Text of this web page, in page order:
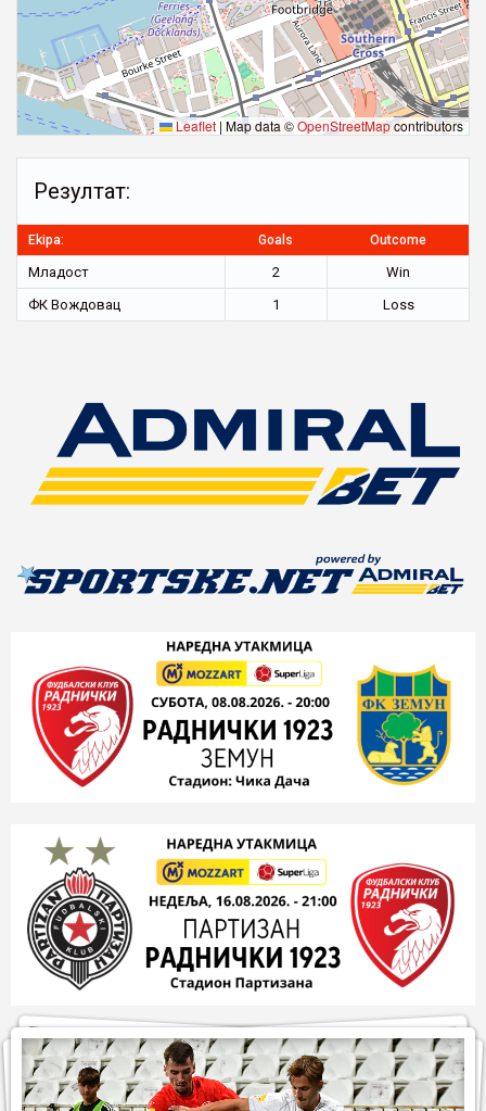
Leaflet | Map data ©OpenStreetMapcontributors
Резултат:
Ekipa: Goals Outcome
Младост 2
Win
ФК Вождовац
1 Loss